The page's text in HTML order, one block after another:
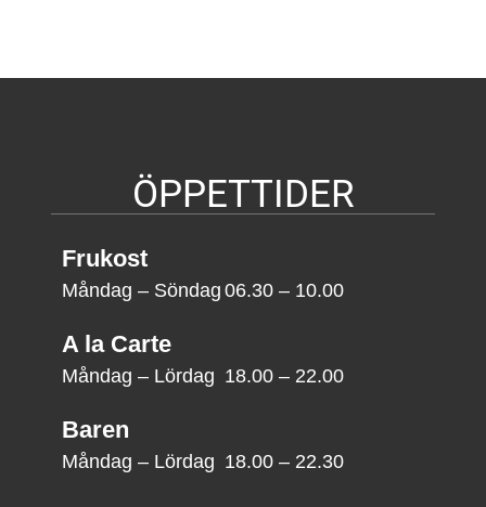
ÖPPETTIDER
Frukost
Måndag – Söndag 06.30 – 10.00
A la Carte
Måndag – Lördag 18.00 – 22.00
Baren
Måndag – Lördag 18.00 – 22.30